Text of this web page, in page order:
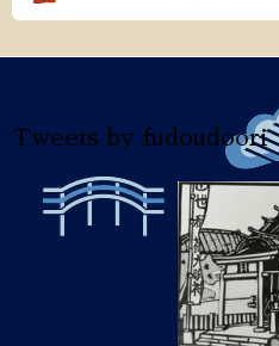
Tweets by fudoudoori